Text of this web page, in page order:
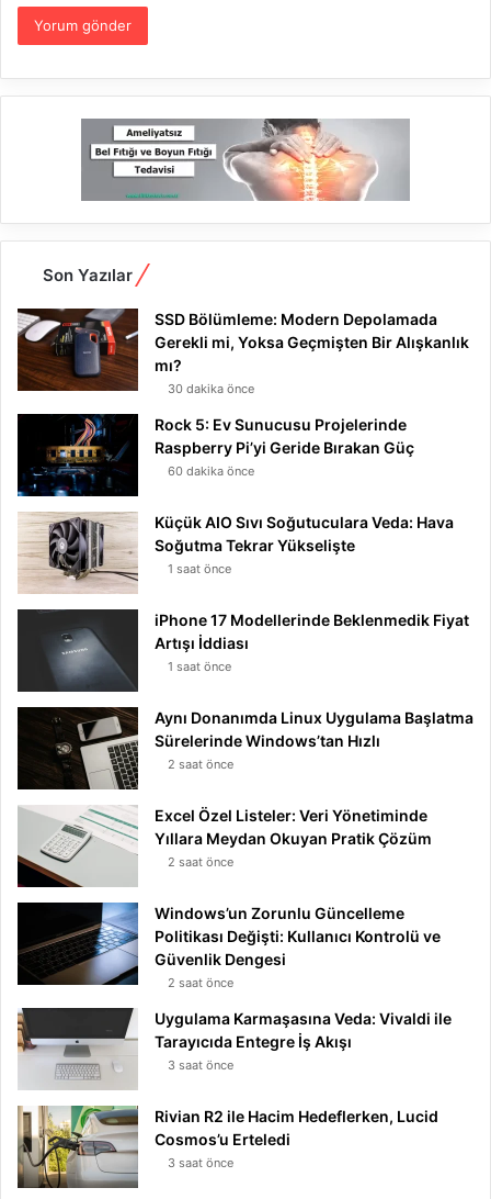
Son Yazılar
SSD Bölümleme: Modern Depolamada
Gerekli mi, Yoksa Geçmişten Bir Alışkanlık
mı?
30 dakika önce
Rock 5: Ev Sunucusu Projelerinde
Raspberry Pi’yi Geride Bırakan Güç
60 dakika önce
Küçük AIO Sıvı Soğutuculara Veda: Hava
Soğutma Tekrar Yükselişte
1 saat önce
iPhone 17 Modellerinde Beklenmedik Fiyat
Artışı İddiası
1 saat önce
Aynı Donanımda Linux Uygulama Başlatma
Sürelerinde Windows’tan Hızlı
2 saat önce
Excel Özel Listeler: Veri Yönetiminde
Yıllara Meydan Okuyan Pratik Çözüm
2 saat önce
Windows’un Zorunlu Güncelleme
Politikası Değişti: Kullanıcı Kontrolü ve
Güvenlik Dengesi
2 saat önce
Uygulama Karmaşasına Veda: Vivaldi ile
Tarayıcıda Entegre İş Akışı
3 saat önce
Rivian R2 ile Hacim Hedeflerken, Lucid
Cosmos’u Erteledi
3 saat önce